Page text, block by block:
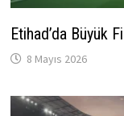
Etihad’da Büyük
8 Mayıs 2026